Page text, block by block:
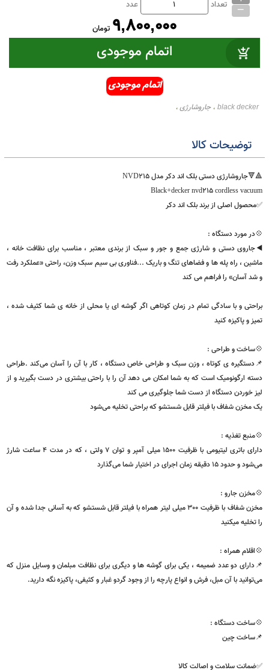
تعداد _ عدد
9,800,000تومان
black،جاروشارژی
توضیحات کالا
Black+decker nvd215 cordless
اصلی از برند بلک اند دکر
مورد دستگاه :
، راه پله ها و فضاهای تنگ و باریک ...فناوری بی سیم سبک وزن، راحتی «عملکرد رفت
آسان» را فراهم می کند
و با سادگی تمام در زمان کوتاهی اگر گوشه ای یا محلی از خانه ی شما کثیف شده ،
و پاکیزه کنید
و طراحی :
ارگونومیک است که به شما امکان می دهد آن را با راحتی بیشتری در دست بگیرید و از
خوردن دستگاه از دست شما جلوگیری می کند
شفاف با فیلتر قابل شستشو که براحتی تخلیه می‌شود
تغذیه :
دارای باتری لیتیومی با ظرفیت 1500 میلی آمپر و توان 7 ولتی ، که در مدت 4 ساعت شارژ
15 دقیقه زمان اجرای در اختیار شما می‌گذارد
جارو :
مخزن شفاف با ظرفیت 300 میلی لیتر همراه با فیلتر قابل شستشو که به آسانی جدا شده و آن
میکنید
با آن مبل، فرش و انواع پارچه را از وجود گردو غبار و کثیفی، پاکیزه نگه دارید.